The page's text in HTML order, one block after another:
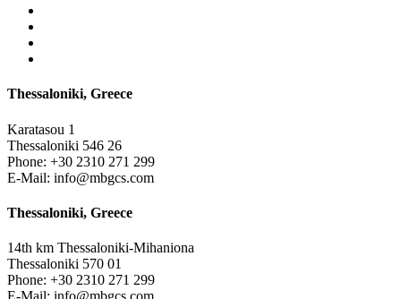
Thessaloniki, Greece
Karatasou 1
Thessaloniki 546 26
Phone: +30 2310 271 299
E-Mail: info@mbgcs.com
Thessaloniki, Greece
14th km Thessaloniki-Mihaniona
Thessaloniki 570 01
Phone: +30 2310 271 299
E-Mail: info@mbgcs.com